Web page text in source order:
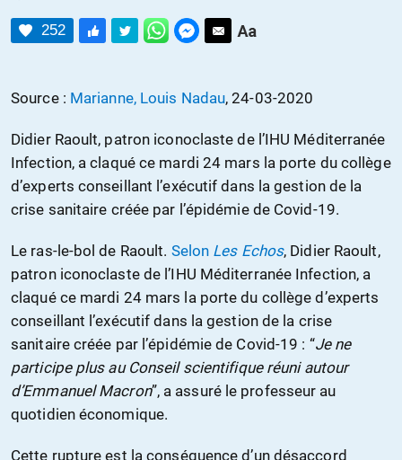
CONTACTER
FAIRE UN
DON
252
Source : Marianne, Louis Nadau, 24-03-2020
Didier Raoult, patron iconoclaste de l’IHU Méditerranée
Infection, a claqué ce mardi 24 mars la porte du collège
d’experts conseillant l’exécutif dans la gestion de la
crise sanitaire créée par l’épidémie de Covid-19.
Le ras-le-bol de Raoult. Selon Les Echos, Didier Raoult,
patron iconoclaste de l’IHU Méditerranée Infection, a
claqué ce mardi 24 mars la porte du collège d’experts
conseillant l’exécutif dans la gestion de la crise
sanitaire créée par l’épidémie de Covid-19 : “Je ne
participe plus au Conseil scientifique réuni autour
d’Emmanuel Macron”, a assuré le professeur au
quotidien économique.
Cette rupture est la conséquence d’un désaccord